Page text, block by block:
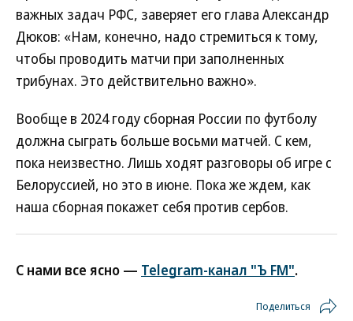
важных задач РФС, заверяет его глава Александр
Дюков: «Нам, конечно, надо стремиться к тому,
чтобы проводить матчи при заполненных
трибунах. Это действительно важно».
Вообще в 2024 году сборная России по футболу
должна сыграть больше восьми матчей. С кем,
пока неизвестно. Лишь ходят разговоры об игре с
Белоруссией, но это в июне. Пока же ждем, как
наша сборная покажет себя против сербов.
С нами все ясно — Telegram-канал "Ъ FM".
Поделиться